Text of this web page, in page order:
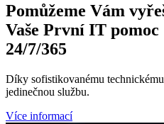
Pomůžeme Vám
Vaše První IT pomoc
24/7/365
Díky sofistikovanému
jedinečnou službu.
Více informací